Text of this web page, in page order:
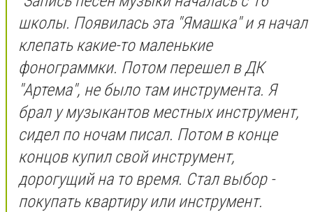
школы. Появилась эта "Ямашка" и я начал
клепать какие-то маленькие
фонограммки. Потом перешел в ДК
"Артема", не было там инструмента. Я
брал у музыкантов местных инструмент,
сидел по ночам писал. Потом в конце
концов купил свой инструмент,
дорогущий на то время. Стал выбор -
покупать квартиру или инструмент.